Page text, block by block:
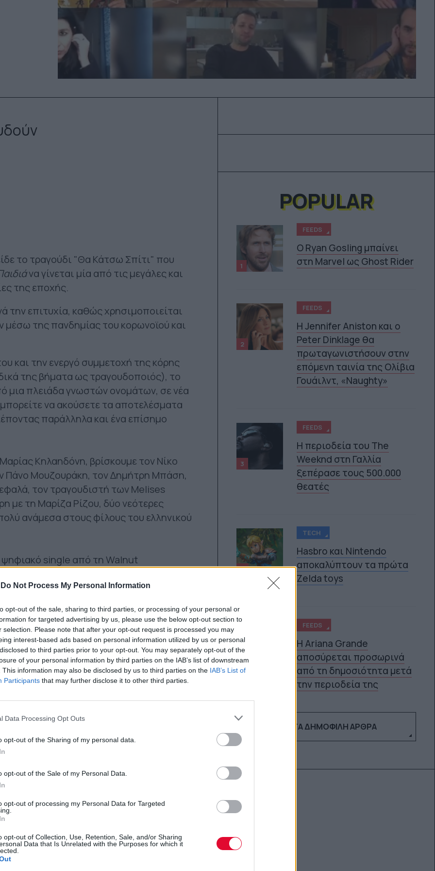
Do Not Process My Personal Information
opt-out of the sale, sharing to third parties, or processing of your personal or
for targeted advertising by us, please use the below opt-out section to
selection. Please note that after your opt-out request is processed you may
interest-based ads based on personal information utilized by us or personal
to third parties prior to your opt-out. You may separately opt-out of the
of your personal information by third parties on the IAB’s list of downstream
This information may also be disclosed by us to third parties on the IAB’s List of
Participants that may further disclose it to other third parties.
Data Processing Opt Outs
opt-out of the Sharing of my personal data.
opt-out of the Sale of my Personal Data.
opt-out of processing my Personal Data for Targeted
opt-out of Collection, Use, Retention, Sale, and/or Sharing
Data that Is Unrelated with the Purposes for which it
το τραγούδι "Θα Κάτσω Σπίτι" που
να γίνεται μία από τις μεγάλες και
της εποχής.
την επιτυχία, καθώς χρησιμοποιείται
μέσω της πανδημίας του κορωνοϊού και
και την ενεργό συμμετοχή της κόρης
της βήματα ως τραγουδοποιός), το
μια πλειάδα γνωστών ονομάτων, σε νέα
να ακούσετε τα αποτελέσματα
παράλληλα και ένα επίσημο
Κηλαηδόνη, βρίσκουμε τον Νίκο
Πάνο Μουζουράκη, τον Δημήτρη Μπάση,
τον τραγουδιστή των Melises
με τη Μαρίζα Ρίζου, δύο νεότερες
ανάμεσα στους φίλους του ελληνικού
single από τη Walnut
αφιλοκερδώς, τα δε κέρδη από τις
για την αγορά νοσηλευτικού υλικού
POPULAR
1
FEEDS
Ο Ryan Gosling μπαίνει
στη Marvel ως Ghost Rider
2
FEEDS
Η Jennifer Aniston και ο
Peter Dinklage θα
πρωταγωνιστήσουν στην
επόμενη ταινία της Ολίβια
Γουάιλντ, «Naughty»
3
FEEDS
Η περιοδεία του The
Weeknd στη Γαλλία
ξεπέρασε τους 500.000
θεατές
4
TECH
Hasbro και Nintendo
αποκαλύπτουν τα πρώτα
Zelda toys
5
FEEDS
Η Ariana Grande
αποσύρεται προσωρινά
από τη δημοσιότητα μετά
την περιοδεία της
ΔΕΣ ΤΑ ΔΗΜΟΦΙΛΉ ΆΡΘΡΑ